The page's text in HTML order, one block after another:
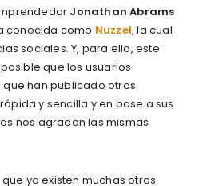
Jonathan Abrams
conocida como Nuzzel, la cual
sociales. Y, para ello, este
que los usuarios
han publicado otros
y sencilla y en base a sus
nos agradan las mismas
ya existen muchas otras